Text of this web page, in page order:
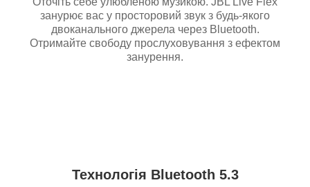
занурює вас у просторовий звук з будь-якого
двоканального джерела через Bluetooth.
Отримайте свободу прослуховування з ефектом
занурення.
Технологія Bluetooth 5.3